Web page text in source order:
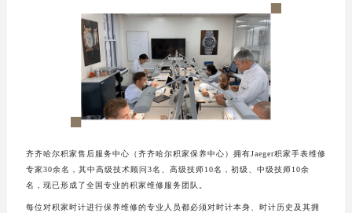
齐齐哈尔积家售后服务中心（齐齐哈尔积家保养中心）拥有Jaeger积家手表维修
专家30余名，其中高级技术顾问3名、高级技师10名，初级、中级技师10余
名，现已形成了全国专业的积家维修服务团队。
每位对积家时计进行保养维修的专业人员都必须对时计本身、时计历史及其拥